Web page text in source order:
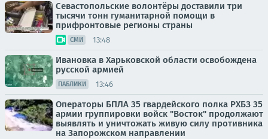
Севастопольские волонтёры доставили три
тысячи тонн гуманитарной помощи в
прифронтовые регионы страны
СМИ 13:48
Ивановка в Харьковской области освобождена
русской армией
ПАБЛИКИ 13:46
Операторы БПЛА 35 гвардейского полка РХБЗ 35
армии группировки войск "Восток" продолжают
выявлять и уничтожать живую силу противника
на Запорожском направлении